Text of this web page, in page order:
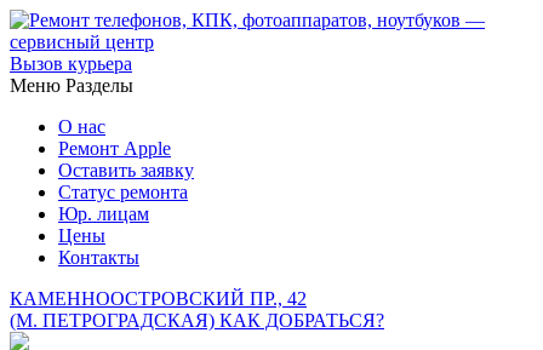
Вызов курьера
Меню Разделы
О нас
Ремонт Apple
Оставить заявку
Статус ремонта
Юр. лицам
Цены
Контакты
КАМЕННООСТРОВСКИЙ ПР., 42
(М. ПЕТРОГРАДСКАЯ) КАК ДОБРАТЬСЯ?